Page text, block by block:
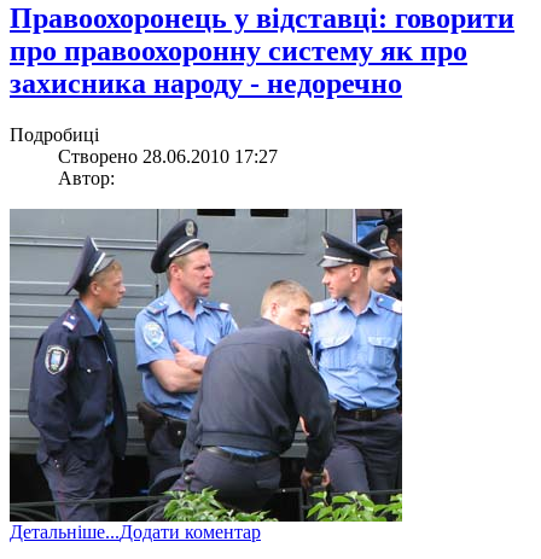
Правоохоронець у відставці: говорити
про правоохоронну систему як про
захисника народу - недоречно
Подробиці
Створено 28.06.2010 17:27
Автор:
Детальніше...Додати коментар